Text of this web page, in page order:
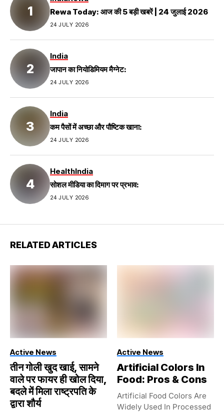
Rewa Today: आज की 5 बड़ी खबरें | 24 जुलाई 2026
24 JULY 2026
India
जापान का नियोडिमियम मैग्नेट:
24 JULY 2026
India
कम पैसों में अच्छा और पौष्टिक खाना:
24 JULY 2026
HealthIndia
सोशल मीडिया का दिमाग पर प्रभाव:
24 JULY 2026
RELATED ARTICLES
Active News
तीन गोली खुद खाई, सामने
वाले पर फायर ही खोल दिया,
बदले में मिला राष्ट्रपति के
द्वारा शौर्य
Active News
Artificial Colors In
Food: Pros & Cons
Artificial Food Colors Are
Widely Used In Processed